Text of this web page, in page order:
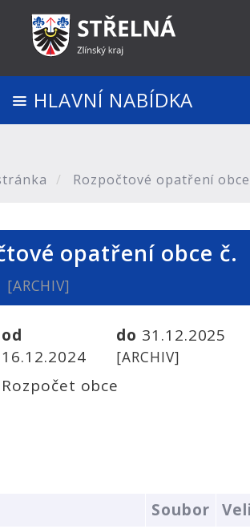
HLAVNÍ NABÍDKA
Rozpočtové opatření
opatření obce č.
[ARCHIV]
od
16.12.2024
do 31.12.2025
[ARCHIV]
Rozpočet obce
Soubor